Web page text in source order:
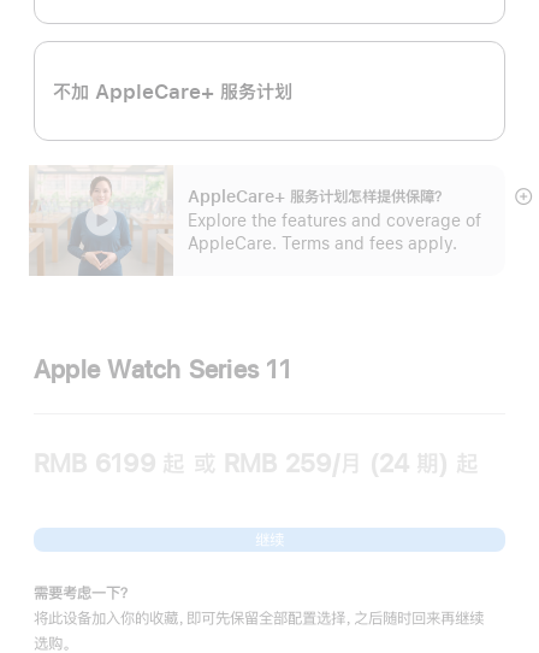
不加 AppleCare+ 服务计划
AppleCare+ 服务计划怎样提供保⁠障？
Explore the features and coverage of
AppleCare. Terms and fees apply.
展
Apple Watch Series 11
RMB 6199起 或 RMB 259/月 (24 期) 起
继续
需要考虑一下？
将此设备加入你的收藏，即可先保留全部配置选择，之后随时回来再继续
选购。